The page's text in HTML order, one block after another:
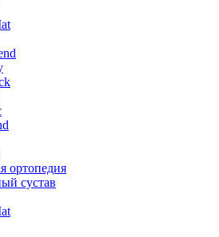
ортопедия
сустав